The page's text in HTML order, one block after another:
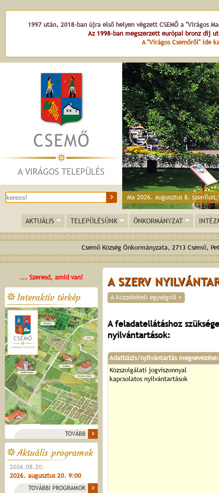
1997 után, 2018-ban újra első helyen végzett CSEMŐ a "Virágos
Az 1998-ban megszerzett európai bronz díj
A "Virágos Csemőről" ide
Ma 2026. augusztus 8.
AKTUÁLIS TELEPÜLÉSÜNK ÖNKORMÁNYZAT
Csemő Község Önkormányzata, 2713
... Szeresd, amid van!
Interaktív térkép
TOVÁBB
Aktuális programok
2026.08.20.
2026. augusztus 20. 9:00
TOVÁBBI PROGRAMOK
A SZERV
A közzétételi egységről »
A feladatellátáshoz
nyilvántartások:
Adatbázis/nyilvántartás megnevezése:
Közszolgálati jogviszonnyal
kapcsolatos nyilvántartások